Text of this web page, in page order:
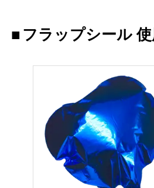
フラップシール